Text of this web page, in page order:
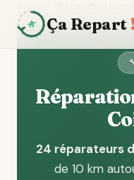
Ça Repart !
24 réparateurs
de 10 km